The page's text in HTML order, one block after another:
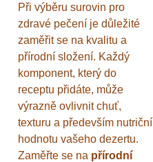
Při výběru surovin pro
zdravé pečení je důležité
zaměřit se na kvalitu a
přírodní složení. Každý
komponent, který do
receptu přidáte, může
výrazně ovlivnit chuť,
texturu a především nutriční
hodnotu vašeho dezertu.
Zaměřte se na přírodní